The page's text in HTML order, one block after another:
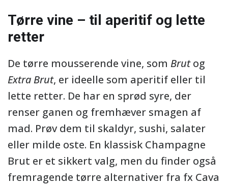
Tørre vine – til aperitif og lette
retter
De tørre mousserende vine, som Brutog
Extra Brut, er ideelle som aperitif eller til
lette retter. De har en sprød syre, der
renser ganen og fremhæver smagen af
mad. Prøv dem til skaldyr, sushi, salater
eller milde oste. En klassisk Champagne
Brut er et sikkert valg, men du finder også
fremragende tørre alternativer fra fx Cava